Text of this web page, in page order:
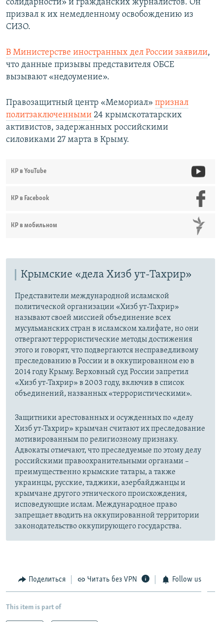
солидарности» и гражданских журналистов. Он
призвал к их немедленному освобождению из
СИЗО.
В Министерстве иностранных дел России заявили,
что данные призывы представителя ОБСЕ
вызывают «недоумение».
Правозащитный центр «Мемориал» признал
политзаключенными 24 крымскотатарских
активистов, задержанных российскими
силовиками 27 марта в Крыму.
КР в YouTube
КР в Facebook
КР в мобильном
Крымские «дела Хизб ут-Тахрир»
Представители международной исламской
политической организации «Хизб ут-Тахрир»
называют своей миссией объединение всех
мусульманских стран в исламском халифате, но они
отвергают террористические методы достижения
этого и говорят, что подвергаются несправедливому
преследованию в России и в оккупированном ею в
2014 году Крыму. Верховный суд России запретил
«Хизб ут-Тахрир» в 2003 году, включив в список
объединений, названных «террористическими».
Защитники арестованных и осужденных по «делу
Хизб ут-Тахрир» крымчан считают их преследование
мотивированным по религиозному признаку.
Адвокаты отмечают, что преследуемые по этому делу
российскими правоохранительными органами –
преимущественно крымские татары, а также
украинцы, русские, таджики, азербайджанцы и
крымчане другого этнического происхождения,
исповедующие ислам. Международное право
запрещает вводить на оккупированной территории
законодательство оккупирующего государства.
Поделиться Читать без VPN Follow us
This item is part of